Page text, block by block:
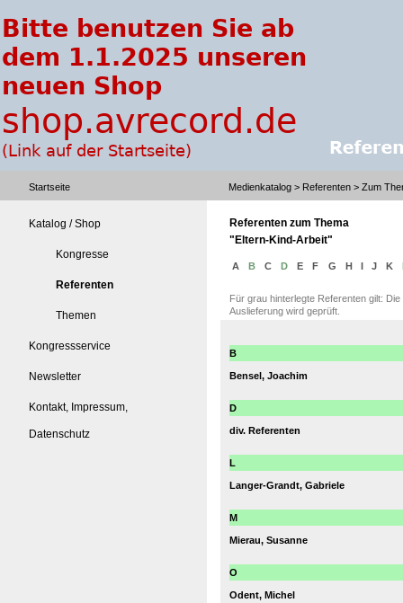
Startseite Medienkatalog > Referenten > Zum
Katalog / Shop
Kongresse
Referenten
Themen
Kongressservice
Newsletter
Kontakt, Impressum,
Datenschutz
Referenten zum Thema
"Eltern-Kind-Arbeit"
A B C D E F G H I J K
Für grau hinterlegte Referenten gilt:
Auslieferung wird geprüft.
B
Bensel, Joachim
D
div. Referenten
L
Langer-Grandt, Gabriele
M
Mierau, Susanne
O
Odent, Michel